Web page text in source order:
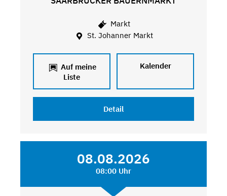
Markt
St. Johanner Markt
Auf meine
Liste
Kalender
Detail
08.08.2026
08:00 Uhr